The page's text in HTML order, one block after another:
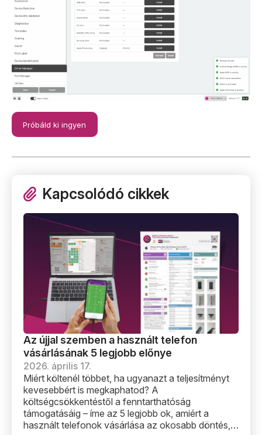
Próbáld ki ingyen
Kapcsolódó cikkek
Az újjal szemben a használt telefon vásárlásának 5
Az újjal szemben a használt telefon
vásárlásának 5 legjobb előnye
2026. április 17.
Miért költenél többet, ha ugyanazt a teljesítményt
kevesebbért is megkaphatod? A
költségcsökkentéstől a fenntarthatóság
támogatásáig – íme az 5 legjobb ok, amiért a
használt telefonok vásárlása az okosabb döntés,